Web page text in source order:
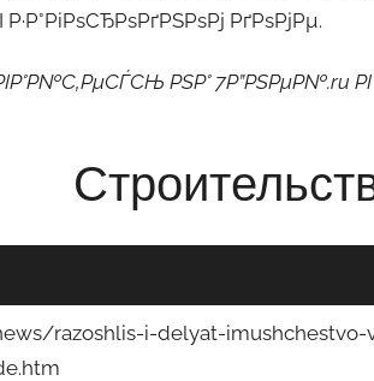
РґРѕРјРµ.
РЅР° 7Р”РЅРµР№.ru РІ
razoshlis-i-delyat-